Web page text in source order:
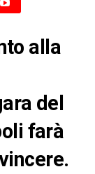
alla
del
farà